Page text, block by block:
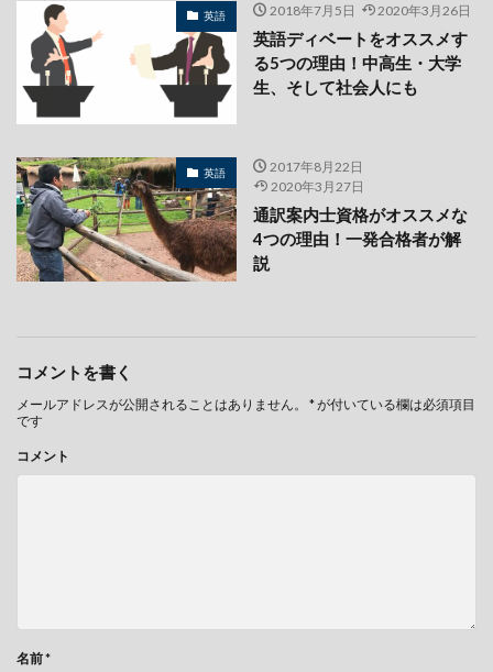
英語 2018年7月5日 2020年3月26日
英語ディベートをオススメす
る5つの理由！中高生・大学
生、そして社会人にも
英語
2017年8月22日
2020年3月27日
通訳案内士資格がオススメな
4つの理由！一発合格者が解
説
コメントを書く
メールアドレスが公開されることはありません。 *が付いている欄は必須項目
です
コメント
名前*